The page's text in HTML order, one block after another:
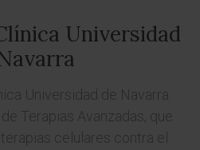
Universidad
Universidad de Navarra
Terapias Avanzadas, que
celulares contra el